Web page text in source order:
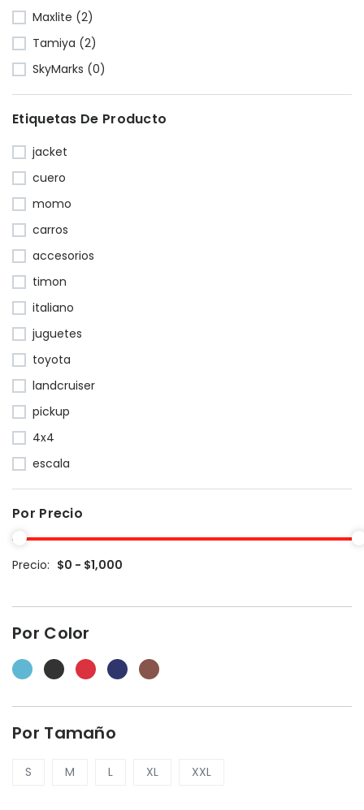
Maxlite (2)
Tamiya (2)
SkyMarks (0)
Etiquetas De Producto
jacket
cuero
momo
carros
accesorios
timon
italiano
juguetes
toyota
landcruiser
pickup
4x4
escala
Por Precio
Precio: $0 - $1,000
Por Color
Por Tamaño
S M L XL XXL